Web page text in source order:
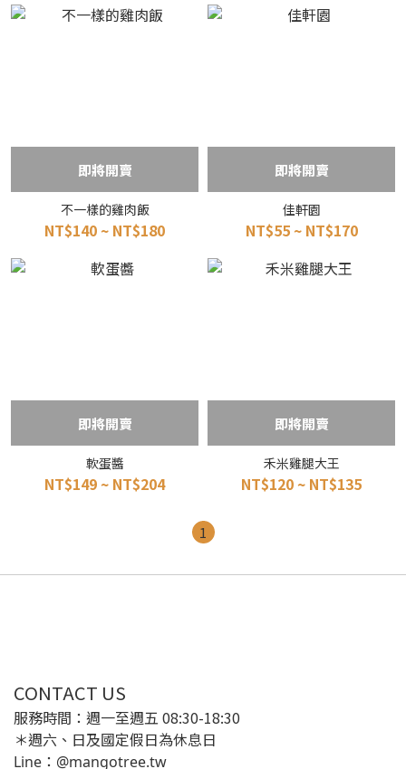
即將開賣
不一樣的雞肉飯
NT$140 ~ NT$180
即將開賣
佳軒園
NT$55 ~ NT$170
即將開賣
軟蛋醬
NT$149 ~ NT$204
即將開賣
禾米雞腿大王
NT$120 ~ NT$135
1
CONTACT US
服務時間：週一至週五 08:30-18:30
＊週六、日及國定假日為休息日
Line：@mangotree.tw